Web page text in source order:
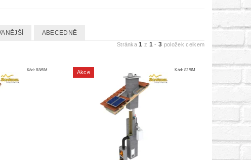
ABECEDNĚ
Stránka1 z 1 -3 položek celkem
Kód:88/6M Akce Kód:82/6M